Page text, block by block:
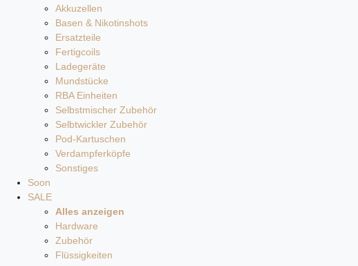
Akkuzellen
Basen & Nikotinshots
Ersatzteile
Fertigcoils
Ladegeräte
Mundstücke
RBA Einheiten
Selbstmischer Zubehör
Selbtwickler Zubehör
Pod-Kartuschen
Verdampferköpfe
Sonstiges
Soon
SALE
Alles anzeigen
Hardware
Zubehör
Flüssigkeiten